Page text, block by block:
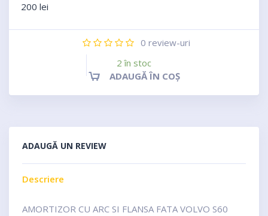
200 lei
0 review-uri
2 în stoc
ADAUGĂ ÎN COȘ
ADAUGĂ UN REVIEW
Descriere
AMORTIZOR CU ARC SI FLANSA FATA VOLVO S60